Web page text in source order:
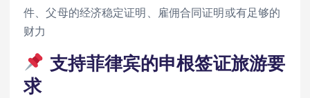
件、父母的经济稳定证明、雇佣合同证明或有足够的
财力
支持菲律宾的申根签证旅游要
求